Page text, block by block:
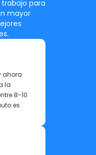
para
mayor
ahora
la
8-10
es